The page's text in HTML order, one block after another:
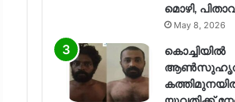
മൊഴി,
May 8, 2026
കൊച്ചിയിൽ